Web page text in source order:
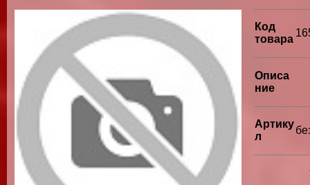
Код
товара
Описа
ние
Артику
л